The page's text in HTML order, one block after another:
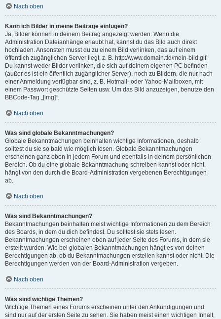
Nach oben
Kann ich Bilder in meine Beiträge einfügen?
Ja, Bilder können in deinem Beitrag angezeigt werden. Wenn die
Administration Dateianhänge erlaubt hat, kannst du das Bild auch direkt
hochladen. Ansonsten musst du zu einem Bild verlinken, das auf einem
öffentlich zugänglichen Server liegt, z. B. http://www.domain.tld/mein-bild.gif.
Du kannst weder Bilder verlinken, die sich auf deinem eigenen PC befinden
(außer es ist ein öffentlich zugänglicher Server), noch zu Bildern, die nur nach
einer Anmeldung verfügbar sind, z. B. Hotmail- oder Yahoo-Mailboxen, mit
einem Passwort geschützte Seiten usw. Um das Bild anzuzeigen, benutze den
BBCode-Tag „[img]“.
Nach oben
Was sind globale Bekanntmachungen?
Globale Bekanntmachungen beinhalten wichtige Informationen, deshalb
solltest du sie so bald wie möglich lesen. Globale Bekanntmachungen
erscheinen ganz oben in jedem Forum und ebenfalls in deinem persönlichen
Bereich. Ob du eine globale Bekanntmachung schreiben kannst oder nicht,
hängt von den durch die Board-Administration vergebenen Berechtigungen
ab.
Nach oben
Was sind Bekanntmachungen?
Bekanntmachungen beinhalten meist wichtige Informationen zu dem Bereich
des Boards, in dem du dich befindest. Du solltest sie stets lesen.
Bekanntmachungen erscheinen oben auf jeder Seite des Forums, in dem sie
erstellt wurden. Wie bei globalen Bekanntmachungen hängt es von deinen
Berechtigungen ab, ob du Bekanntmachungen erstellen kannst oder nicht. Die
Berechtigungen werden von der Board-Administration vergeben.
Nach oben
Was sind wichtige Themen?
Wichtige Themen eines Forums erscheinen unter den Ankündigungen und
sind nur auf der ersten Seite zu sehen. Sie haben meist einen wichtigen Inhalt,